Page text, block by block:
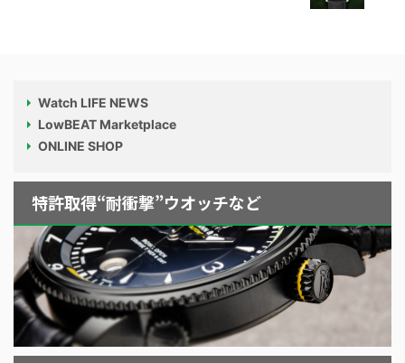
Watch LIFE NEWS
LowBEAT Marketplace
ONLINE SHOP
特許取得“耐衝撃”ウオッチなど